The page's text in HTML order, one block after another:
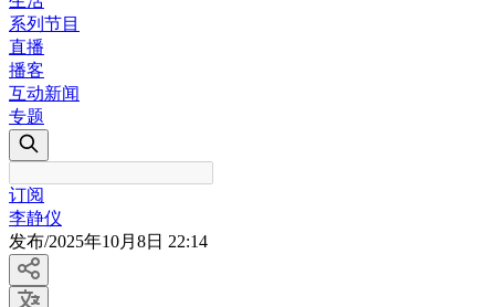
系列节目
直播
播客
互动新闻
专题
订阅
李静仪
发布/2025年10月8日 22:14